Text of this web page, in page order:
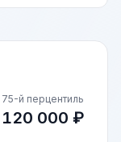
75-й перцентиль
120 000 ₽